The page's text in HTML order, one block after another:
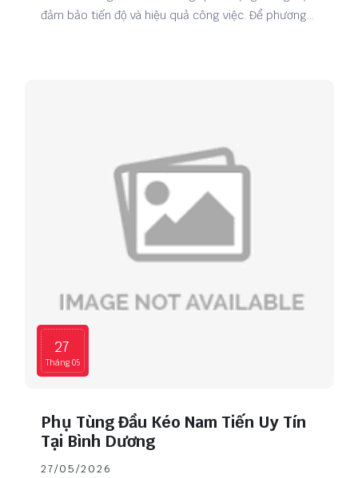
đảm bảo tiến độ và hiệu quả công việc. Để phương
27
Tháng 05
Phụ Tùng Đầu Kéo Nam Tiến Uy Tín
Tại Bình Dương
27/05/2026